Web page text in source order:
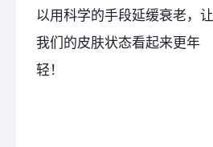
以用科学的手段延缓衰老，让
我们的皮肤状态看起来更年
轻！